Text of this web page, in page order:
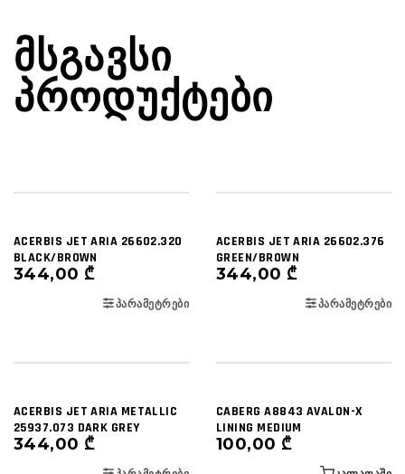
ᲛᲡᲒᲐᲕᲡᲘ
ᲞᲠᲝᲓᲣᲥᲢᲔᲑᲘ
ACERBIS JET ARIA 26602.320
BLACK/BROWN
344,00 ₾
ᲞᲐᲠᲐᲛᲔᲢᲠᲔᲑᲘ
ACERBIS JET ARIA 26602.376
GREEN/BROWN
344,00 ₾
ᲞᲐᲠᲐᲛᲔᲢᲠᲔᲑᲘ
ACERBIS JET ARIA METALLIC
25937.073 DARK GREY
344,00 ₾
CABERG A8843 AVALON-X
LINING MEDIUM
100,00 ₾